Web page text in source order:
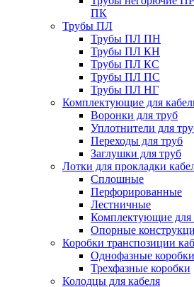
ПК
Трубы ПЛ
Трубы ПЛ ПН
Трубы ПЛ КН
Трубы ПЛ КС
Трубы ПЛ ПС
Трубы ПЛ НГ
Комплектующие для
Воронки для труб
Уплотнители для
Переходы для труб
Заглушки для труб
Лотки для прокладки
Сплошные
Перфорированные
Лестничные
Комплектующие для
Опорные
Коробки транспозиции
Однофазные коробки
Трехфазные коробки
Колодцы для кабеля